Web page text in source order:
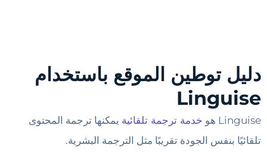
دليل توطين الموقع باستخدام
Linguise
Linguise هو خدمة ترجمة تلقائية يمكنها ترجمة المحتوى
تلقائيًا بنفس الجودة تقريبًا مثل الترجمة البشرية.